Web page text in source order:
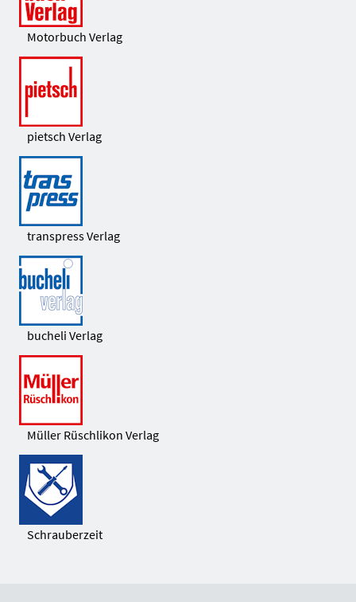
Motorbuch Verlag
pietsch Verlag
transpress Verlag
bucheli Verlag
Müller Rüschlikon Verlag
Schrauberzeit